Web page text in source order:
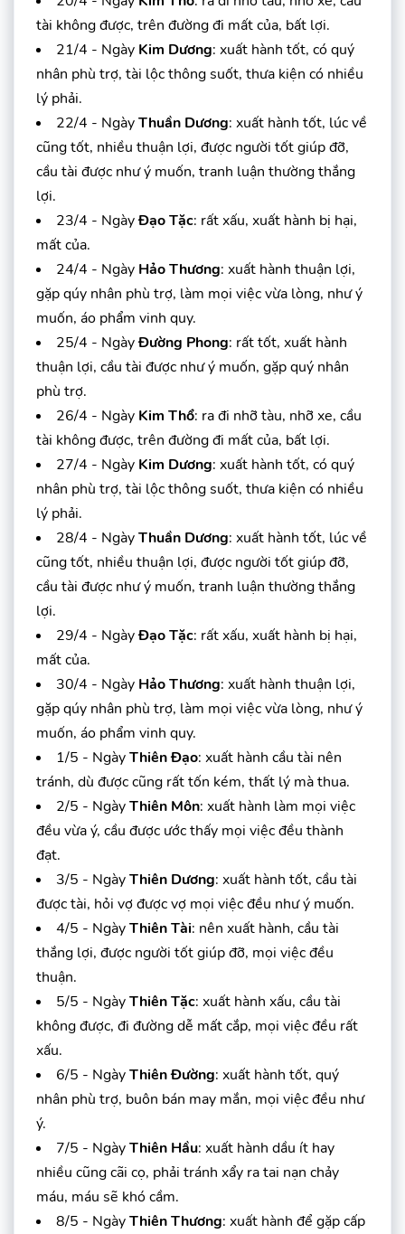
tài không được, trên đường đi mất của, bất lợi.
21/4 - Ngày Kim Dương: xuất hành tốt, có quý
nhân phù trợ, tài lộc thông suốt, thưa kiện có nhiều
lý phải.
22/4 - NgàyThuần Dương: xuất hành tốt, lúc về
cũng tốt, nhiều thuận lợi, được người tốt giúp đỡ,
cầu tài được như ý muốn, tranh luận thường thắng
lợi.
23/4 - NgàyĐạo Tặc: rất xấu, xuất hành bị hại,
mất của.
24/4 - Ngày Hảo Thương: xuất hành thuận lợi,
gặp qúy nhân phù trợ, làm mọi việc vừa lòng, như ý
muốn, áo phẩm vinh quy.
25/4 - NgàyĐường Phong: rất tốt, xuất hành
thuận lợi, cầu tài được như ý muốn, gặp quý nhân
phù trợ.
26/4 - Ngày Kim Thổ: ra đi nhỡ tàu, nhỡ xe, cầu
tài không được, trên đường đi mất của, bất lợi.
27/4 - Ngày Kim Dương: xuất hành tốt, có quý
nhân phù trợ, tài lộc thông suốt, thưa kiện có nhiều
lý phải.
28/4 - NgàyThuần Dương: xuất hành tốt, lúc về
cũng tốt, nhiều thuận lợi, được người tốt giúp đỡ,
cầu tài được như ý muốn, tranh luận thường thắng
lợi.
29/4 - NgàyĐạo Tặc: rất xấu, xuất hành bị hại,
mất của.
30/4 - Ngày Hảo Thương: xuất hành thuận lợi,
gặp qúy nhân phù trợ, làm mọi việc vừa lòng, như ý
muốn, áo phẩm vinh quy.
1/5 - NgàyThiên Đạo: xuất hành cầu tài nên
tránh, dù được cũng rất tốn kém, thất lý mà thua.
2/5 - NgàyThiên Môn: xuất hành làm mọi việc
đều vừa ý, cầu được ước thấy mọi việc đều thành
đạt.
3/5 - NgàyThiên Dương: xuất hành tốt, cầu tài
được tài, hỏi vợ được vợ mọi việc đều như ý muốn.
4/5 - NgàyThiên Tài: nên xuất hành, cầu tài
thắng lợi, được người tốt giúp đỡ, mọi việc đều
thuận.
5/5 - NgàyThiên Tặc: xuất hành xấu, cầu tài
không được, đi đường dễ mất cắp, mọi việc đều rất
xấu.
6/5 - NgàyThiên Đường: xuất hành tốt, quý
nhân phù trợ, buôn bán may mắn, mọi việc đều như
ý.
7/5 - NgàyThiên Hầu: xuất hành dầu ít hay
nhiều cũng cãi cọ, phải tránh xẩy ra tai nạn chảy
máu, máu sẽ khó cầm.
8/5 - NgàyThiên Thương: xuất hành để gặp cấp